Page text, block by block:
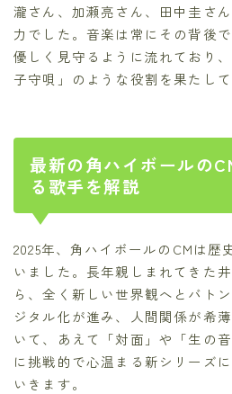
瀧さん、加瀬亮さん、田中圭さ
力でした。音楽は常にその背後
優しく見守るように流れており
子守唄」のような役割を果たして
最新の角ハイボールの
る歌手を解説
2025年、角ハイボールのCMは歴
いました。長年親しまれてきた
ら、全く新しい世界観へとバト
ジタル化が進み、人間関係が希
いて、あえて「対面」や「生の
に挑戦的で心温まる新シリーズ
いきます。